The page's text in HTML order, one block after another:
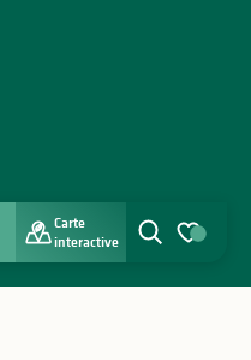
Carte
interactive